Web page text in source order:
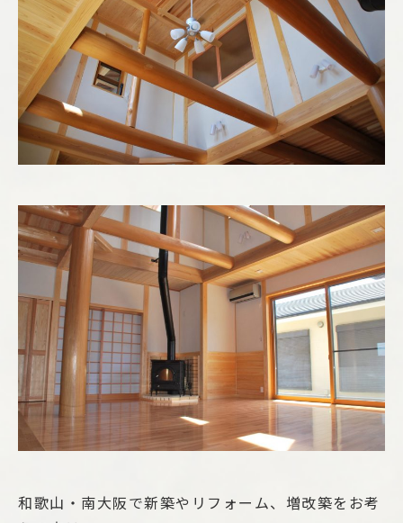
和歌山・南大阪で新築やリフォーム、増改築をお考